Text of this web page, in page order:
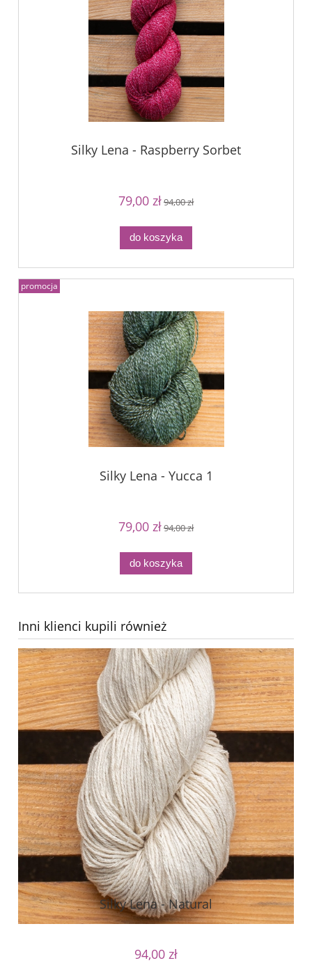
Silky Lena - Raspberry Sorbet
79,00 zł94,00 zł
do koszyka
Silky Lena - Yucca 1
79,00 zł94,00 zł
do koszyka
promocja
Inni klienci kupili również
Silky Lena - Natural
94,00 zł